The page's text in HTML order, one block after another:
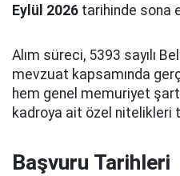
Eylül 2026 tarihinde sona
Alım süreci, 5393 sayılı
mevzuat kapsamında
hem genel memuriyet
kadroya ait özel nitelikleri
Başvuru Tarihleri